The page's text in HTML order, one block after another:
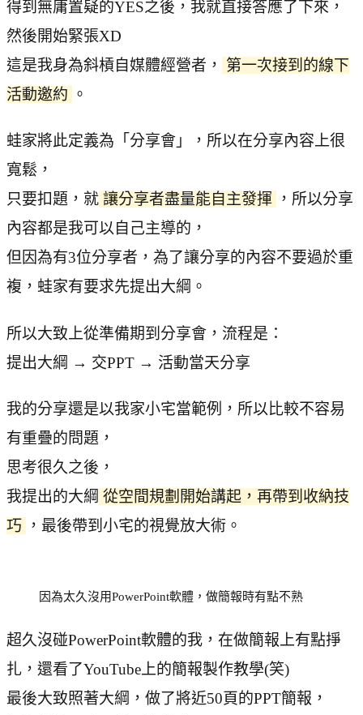
得到無庸置疑的YES之後，我就直接答應了下來，
然後開始緊張XD
這是我身為斜槓自媒體經營者，
第一次接到的線下
活動邀約 。
蛙家將此定義為「分享會」，所以在分享內容上很
寬鬆，
只要扣題，就 讓分享者盡量能自主發揮 ，所以分享
內容都是我可以自己主導的，
但因為有3位分享者，為了讓分享的內容不要過於重
複，蛙家有要求先提出大綱。
所以大致上從準備期到分享會，流程是：
提出大綱 → 交PPT → 活動當天分享
我的分享還是以我家小宅當範例，所以比較不容易
有重疊的問題，
思考很久之後，
我提出的大綱 從空間規劃開始講起，再帶到收納技
巧
，最後帶到小宅的視覺放大術。
因為太久沒用PowerPoint軟體，做簡報時有點不熟
超久沒碰PowerPoint軟體的我，在做簡報上有點掙
扎，還看了YouTube上的簡報製作教學(笑)
最後大致照著大綱，做了將近50頁的PPT簡報，